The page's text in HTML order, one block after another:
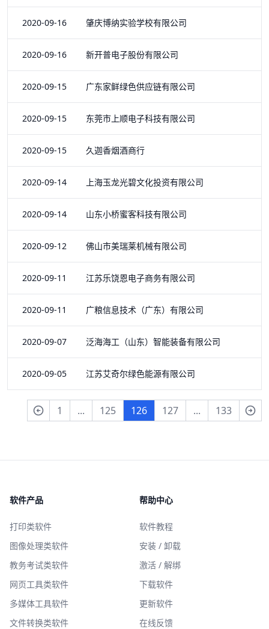
2020-09-16 肇庆博纳实验学校有限公司
2020-09-16 新开普电子股份有限公司
2020-09-15 广东家鲜绿色供应链有限公司
2020-09-15 东莞市上顺电子科技有限公司
2020-09-15 久迦香烟酒商行
2020-09-14 上海玉龙光碧文化投资有限公司
2020-09-14 山东小桥蜜客科技有限公司
2020-09-12 佛山市美瑞莱机械有限公司
2020-09-11 江苏乐饶恩电子商务有限公司
2020-09-11 广粮信息技术（广东）有限公司
2020-09-07 泛海海工（山东）智能装备有限公司
2020-09-05 江苏艾奇尔绿色能源有限公司
1 ... 125 126 127 ... 133
软件产品
打印类软件
图像处理类软件
教务考试类软件
网页工具类软件
多媒体工具软件
文件转换类软件
帮助中心
软件教程
安装 / 卸载
激活 / 解绑
下载软件
更新软件
在线反馈